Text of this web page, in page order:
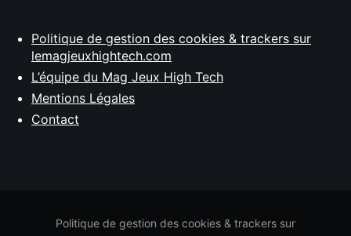
Politique de gestion des cookies & trackers sur
lemagjeuxhightech.com
L’équipe du Mag Jeux High Tech
Mentions Légales
Contact
Politique de gestion des cookies & trackers sur